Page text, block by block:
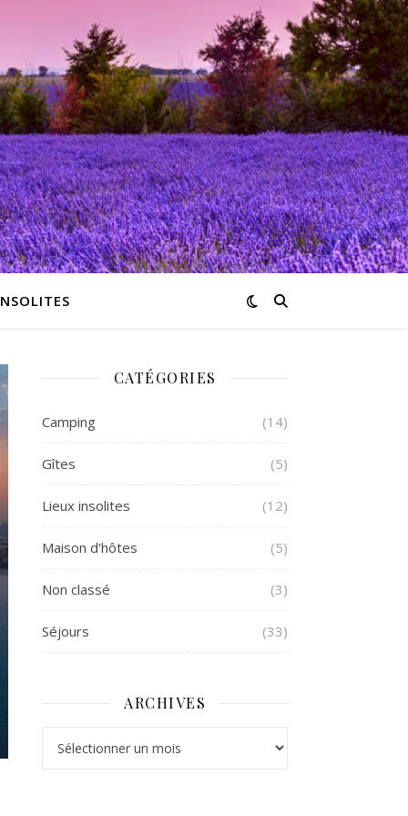
CATÉGORIES
Camping (14)
Gîtes (5)
Lieux insolites (12)
Maison d'hôtes (5)
Non classé (3)
Séjours (33)
ARCHIVES